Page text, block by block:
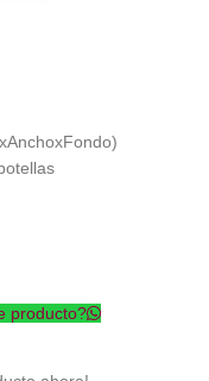
producto?